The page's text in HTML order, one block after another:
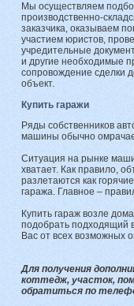
Мы осуществляем
производственно-
заказчика, оказываем
участием юристов,
учредительные
и другие необходимые
сопровождение сделки
объект.
Купить гаражи
Ряды собственников
машины обычно
Ситуация на рынке
хватает. Как правило,
разлетаются как
гаража. Главное –
Купить гараж возле
подобрать подходящий
Вас от всех возможных
Для получения
коттедж, участок,
обратиться по